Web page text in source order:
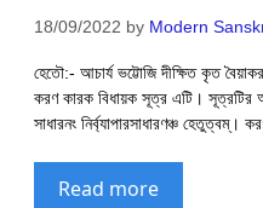
18/09/2022 by Modern
হেতৌ:- আচার্য ভট্টোজি দীক্ষিত কৃত
করণ কারক বিধায়ক সূত্র এটি। সূত্রটির
সাধারনং নির্ব‍্যাপারসাধারণঞ্চ হেতুত্বম্।
Read more